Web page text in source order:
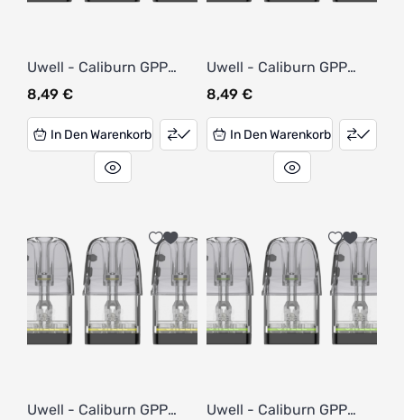
Uwell - Caliburn GPP
Alpha Pod 0,4 Ohm (3
Stück pro Packung)
8,49 €
In Den Warenkorb
Uwell - Caliburn GPP
Alpha Pod 0,6 Ohm (3
Stück pro Packung)
8,49 €
In Den Warenkorb
Uwell - Caliburn GPP
Uwell - Caliburn GPP